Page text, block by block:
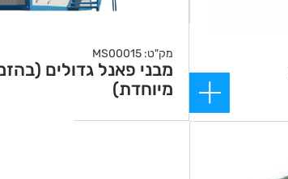
מק"ט: MS00015
מבני פאנל גדולים
מיוחדת)